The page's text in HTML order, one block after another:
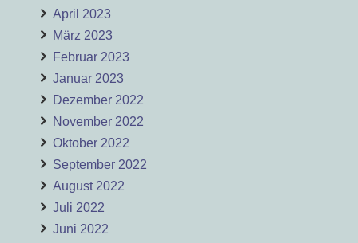
April 2023
März 2023
Februar 2023
Januar 2023
Dezember 2022
November 2022
Oktober 2022
September 2022
August 2022
Juli 2022
Juni 2022